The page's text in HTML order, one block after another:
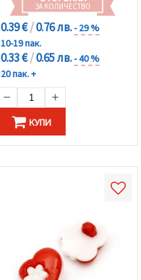
ЗА КОЛИЧЕСТВО
0.39 €/0.76 лв.- 29 %
10-19 пак.
0.33 €/0.65 лв.- 40 %
20 пак. +
КУПИ